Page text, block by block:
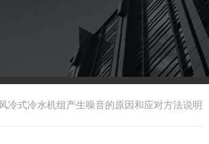
风冷式冷水机组产生噪音的原因和应对方法说明